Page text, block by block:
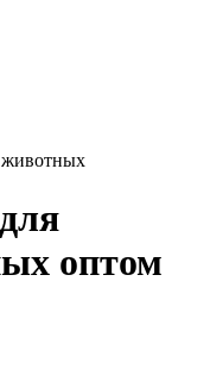
животных
оптом